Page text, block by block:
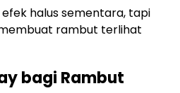
halus sementara, tapi
rambut terlihat
bagi Rambut